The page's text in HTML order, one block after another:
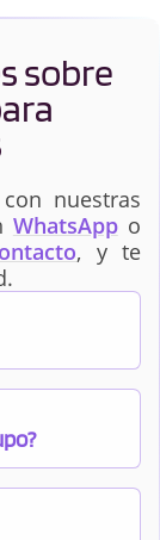
sobre
nuestras
WhatsAppo
, y te